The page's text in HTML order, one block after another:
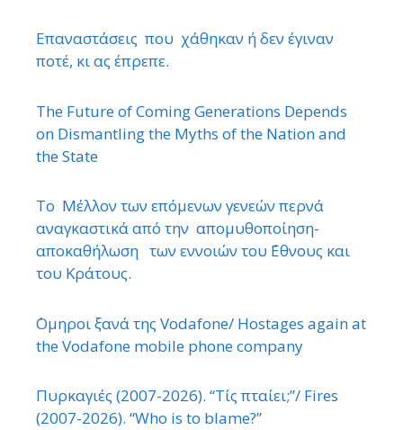
Επαναστάσεις που χάθηκαν ή δεν έγιναν
ποτέ, κι ας έπρεπε.
The Future of Coming Generations Depends
on Dismantling the Myths of the Nation and
the State
Το Μέλλον των επόμενων γενεών περνά
αναγκαστικά από την απομυθοποίηση-
αποκαθήλωση των εννοιών του ΄Εθνους και
του Κράτους.
΄Ομηροι ξανά της Vodafone/ Hostages again at
the Vodafone mobile phone company
Πυρκαγιές (2007-2026). “Τίς πταίει;”/ Fires
(2007-2026). “Who is to blame?”